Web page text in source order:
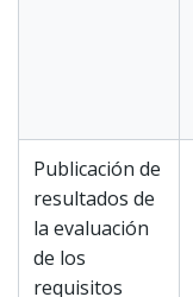
Publicación de
resultados de
la evaluación
de los
requisitos